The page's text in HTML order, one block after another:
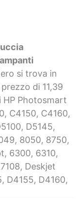
si trova in
di 11,39
HP Photosmart
C4150, C4160,
D5145,
8050, 8750,
6300, 6310,
Deskjet
D4155, D4160,